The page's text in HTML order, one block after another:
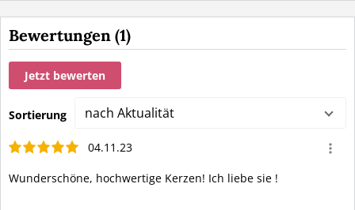
Bewertungen (1)
Jetzt bewerten
Sortierung nach Aktualität
04.11.23
Wunderschöne, hochwertige Kerzen! Ich liebe sie !